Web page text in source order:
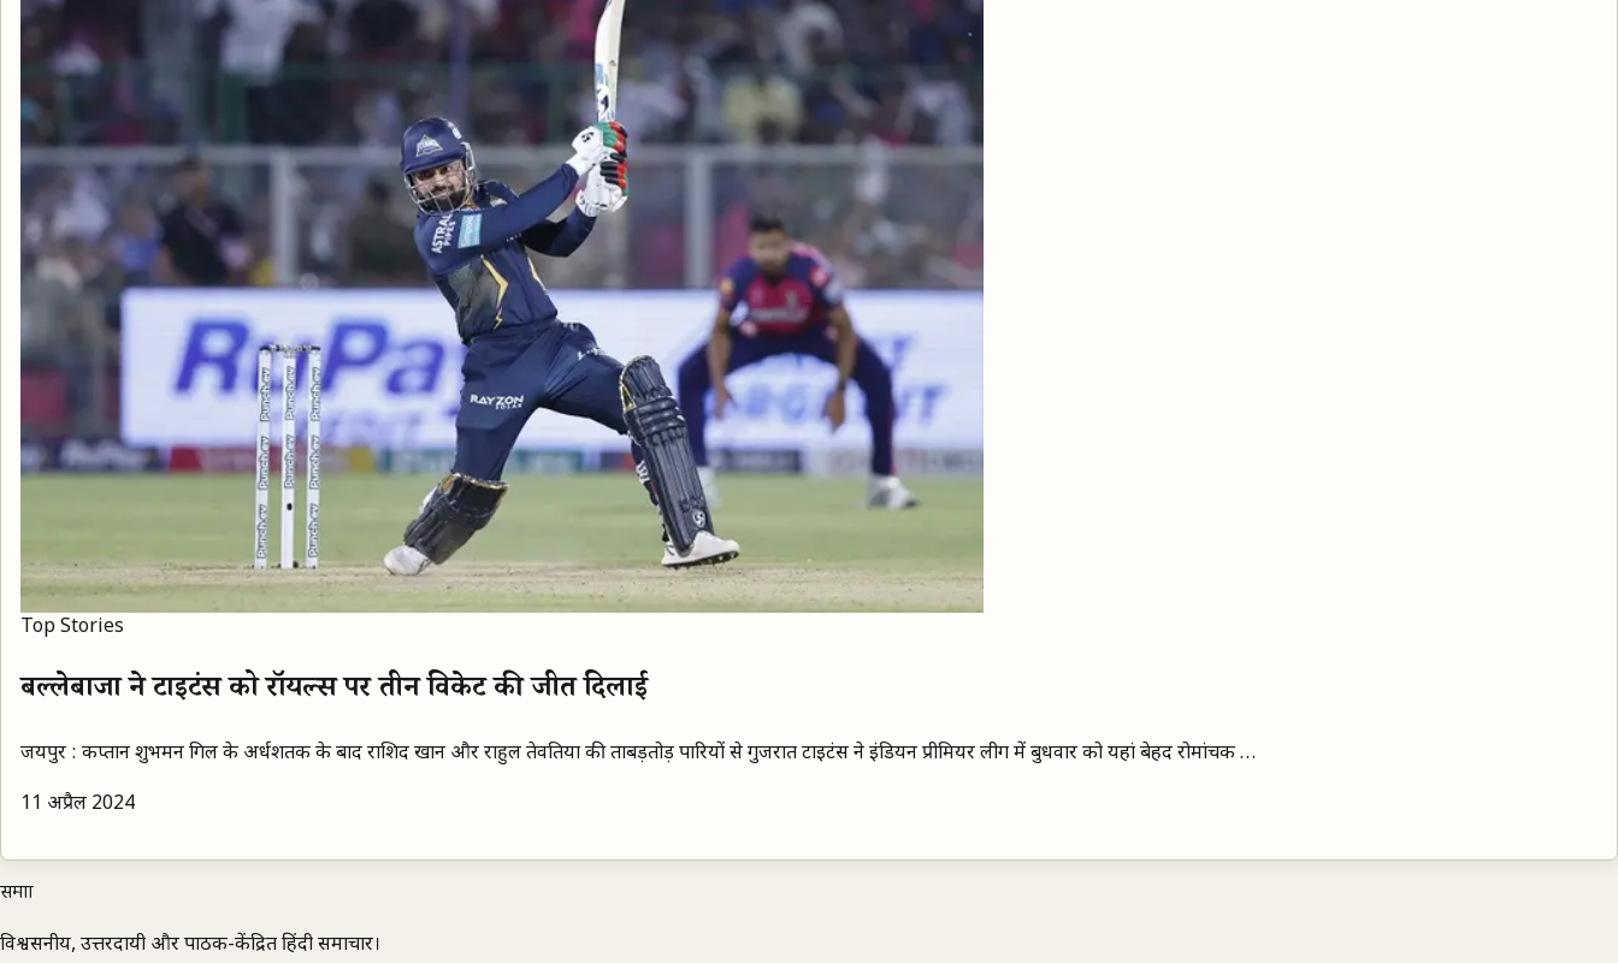
Top Stories
बल्लेबाजों ने टाइटंस को रॉयल्स पर तीन विकेट की जीत दिलाई
जयपुर : कप्तान शुभमन गिल के अर्धशतक के बाद राशिद खान और राहुल तेवतिया की ताबड़तोड़ पारियों से गुजरात टाइटंस ने इंडियन प्रीमियर लीग में बुधवार को यहां बेहद रोमांचक …
11 अप्रैल 2024
समाज्ञा
विश्वसनीय, उत्तरदायी और पाठक-केंद्रित हिंदी समाचार।